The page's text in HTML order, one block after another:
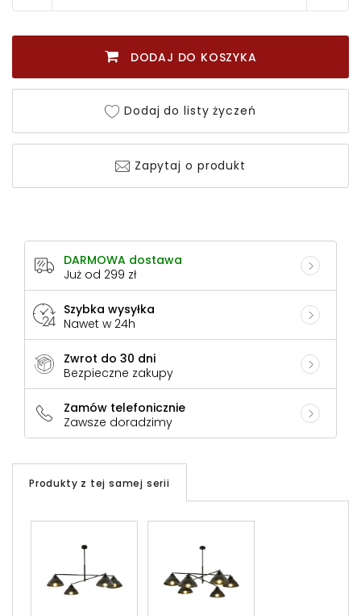
DODAJ DO KOSZYKA
Dodaj do listy życzeń
Zapytaj o produkt
DARMOWA dostawa
Już od 299 zł
Szybka wysyłka
Nawet w 24h
Zwrot do 30 dni
Bezpieczne zakupy
Zamów telefonicznie
Zawsze doradzimy
Produkty z tej samej serii